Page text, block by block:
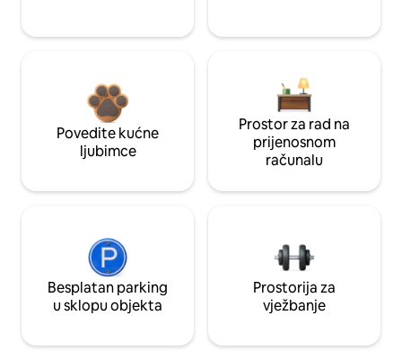
Povedite kućne
ljubimce
Prostor za rad na
prijenosnom
računalu
Besplatan parking
u sklopu objekta
Prostorija za
vježbanje